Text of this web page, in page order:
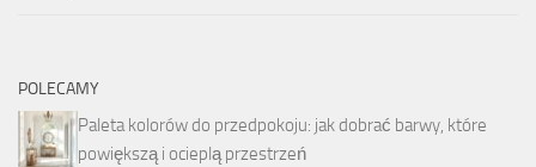
POLECAMY
Paleta kolorów do przedpokoju: jak dobrać barwy, które
powiększą i ocieplą przestrzeń